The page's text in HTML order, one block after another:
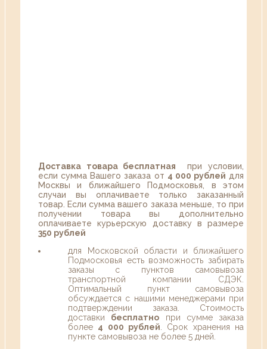
Доставка товара бесплатная при условии,
если сумма Вашего заказа от 4 000 рублей для
Москвы и ближайшего Подмосковья, в этом
случаи вы оплачиваете только заказанный
товар. Если сумма вашего заказа меньше, то при
получении товара вы дополнительно
оплачиваете курьерскую доставку в размере
350 рублей
для Московской области и ближайшего
Подмосковья есть возможность забирать
заказы с пунктов самовывоза
транспортной компании СДЭК.
Оптимальный пункт самовывоза
обсуждается с нашими менеджерами при
подтверждении заказа. Стоимость
доставки бесплатно при сумме заказа
более 4 000 рублей . Срок хранения на
пункте самовывоза не более 5 дней.